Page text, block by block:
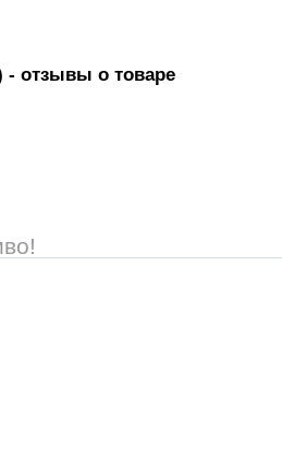
- отзывы о товаре